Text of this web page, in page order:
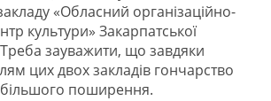
«Обласний організаційно-
культури» Закарпатської
зауважити, що завдяки
цих двох закладів гончарство
більшого поширення.